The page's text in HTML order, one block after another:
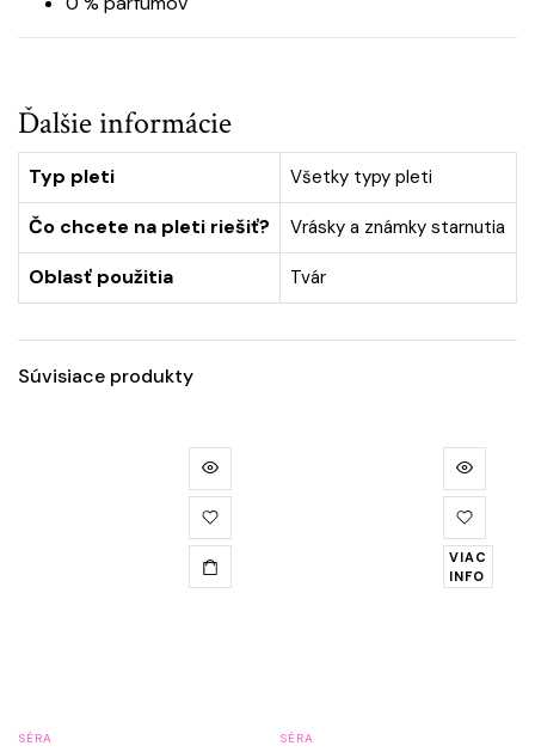
Ďalšie informácie
Typ pleti Všetky typy pleti
Čo chcete na pleti riešiť? Vrásky a známky starnutia
Oblasť použitia Tvár
Súvisiace produkty
SÉRA
VIAC
INFO
SÉRA